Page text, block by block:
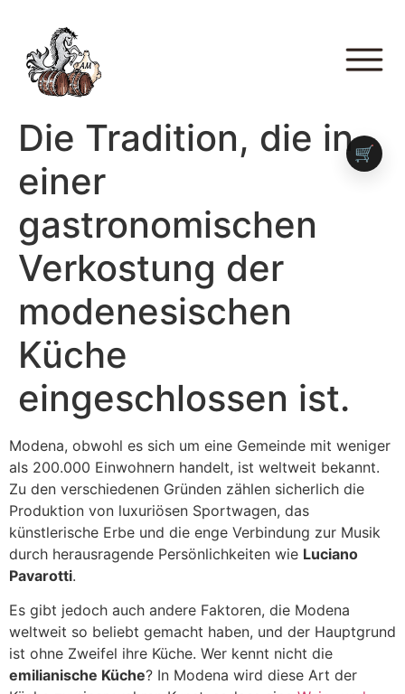
Die Tradition, die in
einer
gastronomischen
Verkostung der
modenesischen
Küche
eingeschlossen ist.
Modena, obwohl es sich um eine Gemeinde mit weniger
als 200.000 Einwohnern handelt, ist weltweit bekannt.
Zu den verschiedenen Gründen zählen sicherlich die
Produktion von luxuriösen Sportwagen, das
künstlerische Erbe und die enge Verbindung zur Musik
durch herausragende Persönlichkeiten wie Luciano
Pavarotti.
Es gibt jedoch auch andere Faktoren, die Modena
weltweit so beliebt gemacht haben, und der Hauptgrund
ist ohne Zweifel ihre Küche. Wer kennt nicht die
emilianische Küche? In Modena wird diese Art der
🛒